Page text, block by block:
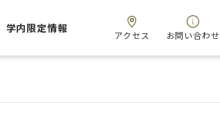
学内限定情報
アクセス お問い合わせ